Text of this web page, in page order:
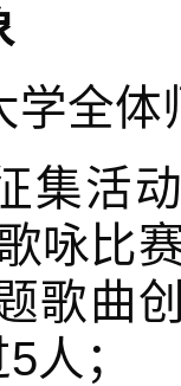
学全体
集活
咏比
歌曲
人；